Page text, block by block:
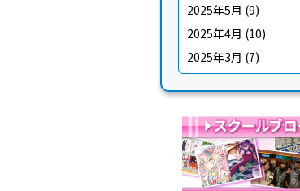
2025年5月 (9)
2025年4月 (10)
2025年3月 (7)